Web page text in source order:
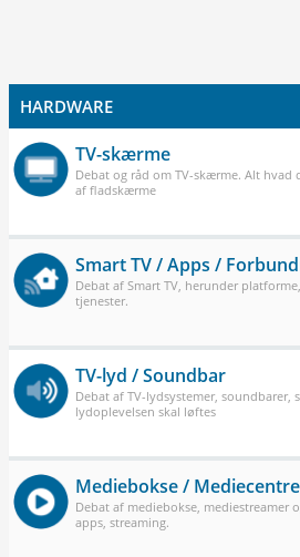
HARDWARE
TV-skærme
Debat og råd om TV-skærme. Alt
af fladskærme
Smart TV / Apps /
Debat af Smart TV, herunder
tjenester.
TV-lyd / Soundbar
Debat af TV-lydsystemer, soundbarer,
lydoplevelsen skal løftes
Mediebokse / Mediecentre
Debat af mediebokse, mediestreamer
apps, streaming.